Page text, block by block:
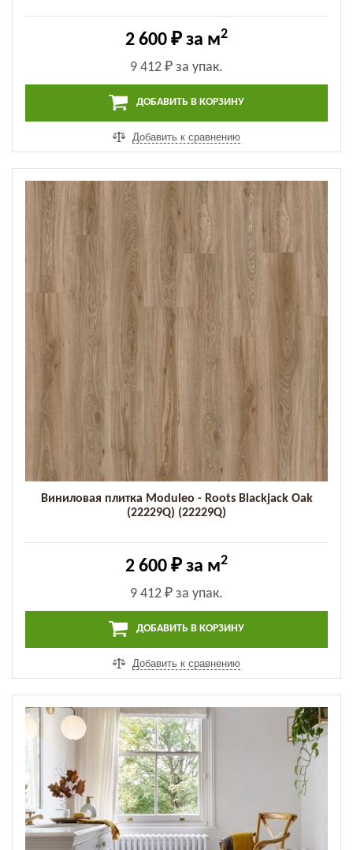
2 600 ₽ за м2
9 412 ₽ за упак.
ДОБАВИТЬ В КОРЗИНУ
Добавить к сравнению
Виниловая плитка Moduleo - Roots Blackjack Oak
(22229Q) (22229Q)
2 600 ₽ за м2
9 412 ₽ за упак.
ДОБАВИТЬ В КОРЗИНУ
Добавить к сравнению